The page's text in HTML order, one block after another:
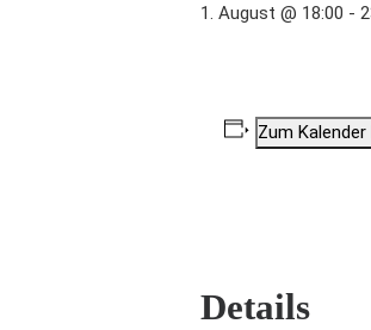
1. August @ 18:00 -
Zum
Details